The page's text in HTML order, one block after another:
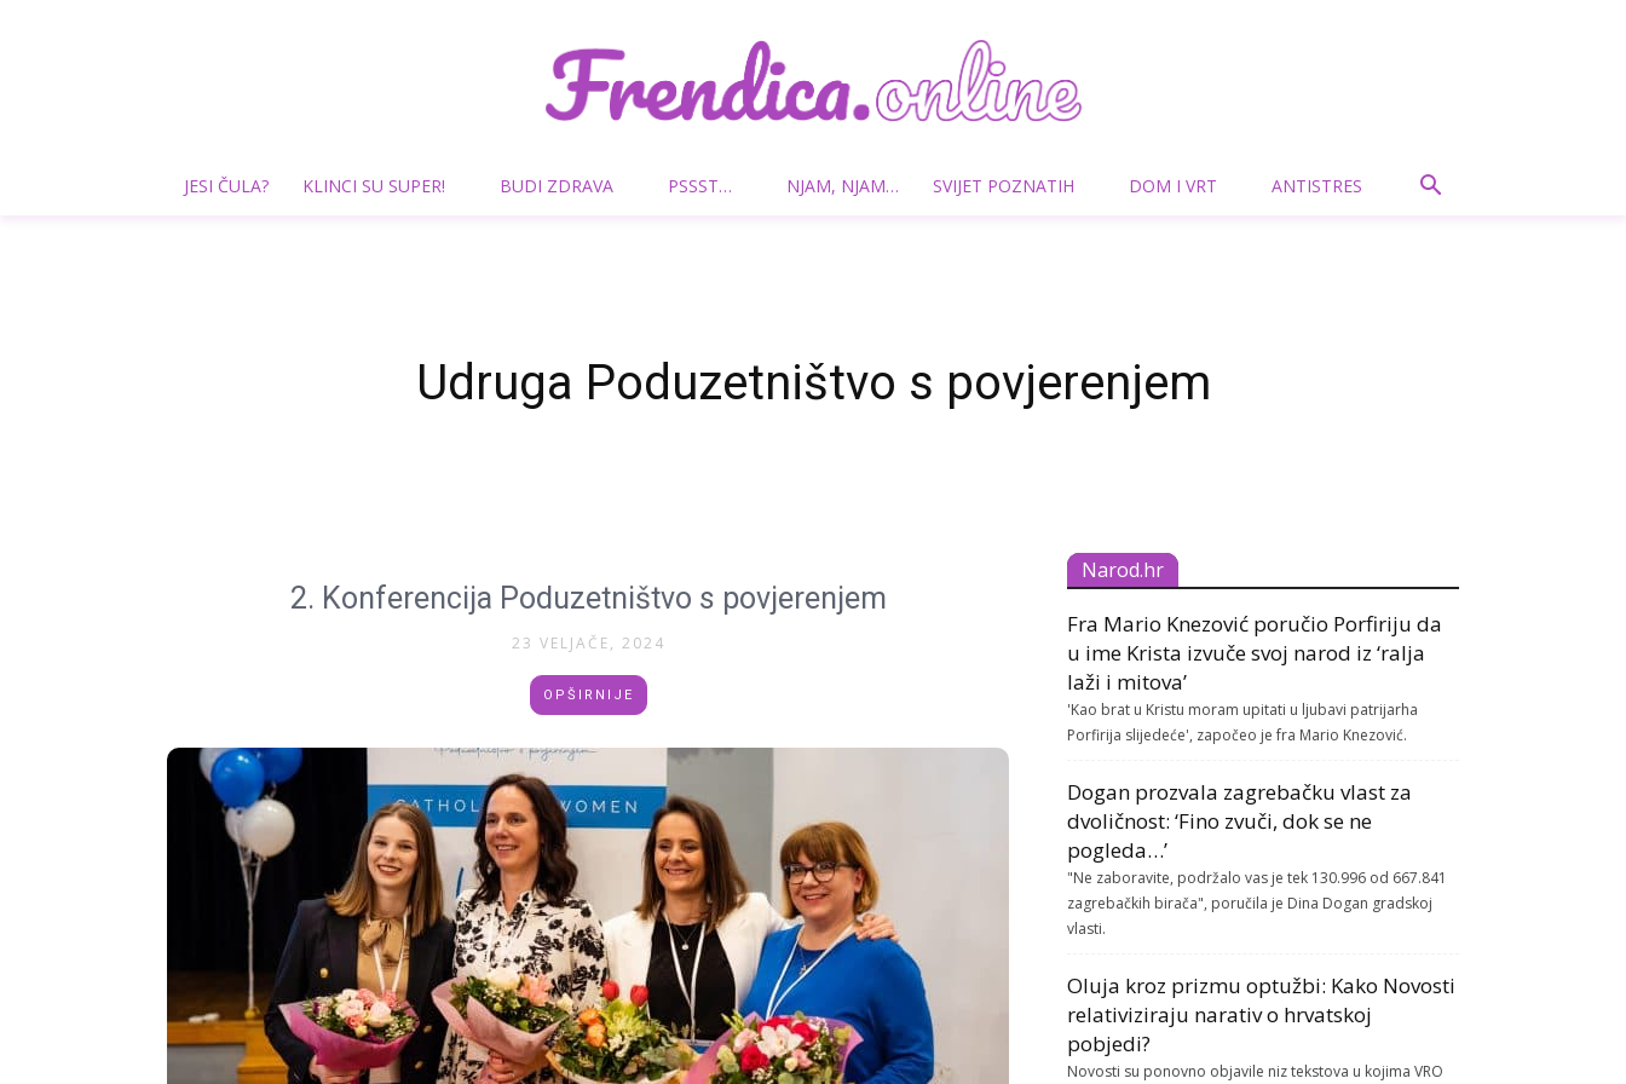
Frendica.online
JESI ČULA? KLINCI SU SUPER! BUDI ZDRAVA PSSST… NJAM, NJAM… SVIJET POZNATIH DOM I VRT ANTISTRES
Udruga Poduzetništvo s povjerenjem
2. Konferencija Poduzetništvo s povjerenjem
23 VELJAČE, 2024
OPŠIRNIJE
Narod.hr
Fra Mario Knezović poručio Porfiriju da
u ime Krista izvuče svoj narod iz ‘ralja
laži i mitova’
'Kao brat u Kristu moram upitati u ljubavi patrijarha
Porfirija slijedeće', započeo je fra Mario Knezović.
Dogan prozvala zagrebačku vlast za
dvoličnost: ‘Fino zvuči, dok se ne
pogleda…’
"Ne zaboravite, podržalo vas je tek 130.996 od 667.841
zagrebačkih birača", poručila je Dina Dogan gradskoj
vlasti.
Oluja kroz prizmu optužbi: Kako Novosti
relativiziraju narativ o hrvatskoj
pobjedi?
Novosti su ponovno objavile niz tekstova u kojima VRO